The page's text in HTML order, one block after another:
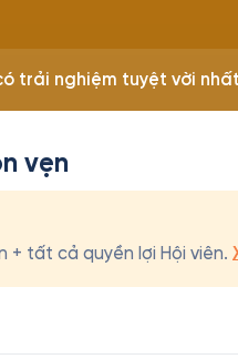
trải nghiệm tuyệt vời
vẹn
+ tất cả quyền lợi Hội viên.